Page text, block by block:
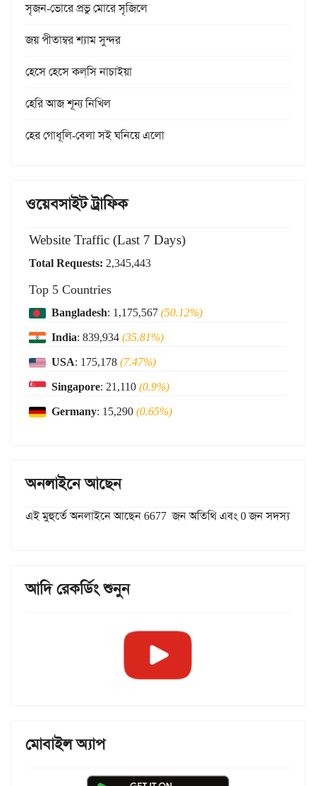
সৃজন-ভোরে প্রভু মোরে সৃজিলে
জয় পীতাম্বর শ্যাম সুন্দর
হেসে হেসে কল্‌সি নাচাইয়া
হেরি আজ শূন্য নিখিল
হের গোধূলি-বেলা সই ঘনিয়ে এলো
ওয়েবসাইট ট্রাফিক
Website Traffic (Last 7 Days)
Total Requests: 2,345,443
Top 5 Countries
Bangladesh: 1,175,567(50.12%)
India: 839,934(35.81%)
USA: 175,178(7.47%)
Singapore: 21,110(0.9%)
Germany: 15,290(0.65%)
অনলাইনে আছেন
এই মুহুর্তে অনলাইনে আছেন 6677 জন অতিথি এবং 0 জন সদস্য
আদি রেকর্ডিং শুনুন
মোবাইল অ্যাপ